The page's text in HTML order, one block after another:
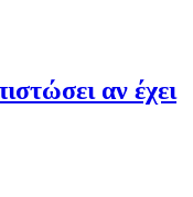
αν έχει